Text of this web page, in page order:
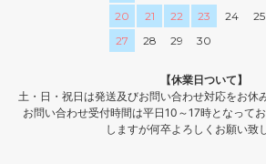
20
21 22 23 24 25
27
28 29 30
【休業日ついて】
土・日・祝日は発送及びお問い合わせ対応をお休
お問い合わせ受付時間は平日10～17時となって
しますが何卒よろしくお願い致